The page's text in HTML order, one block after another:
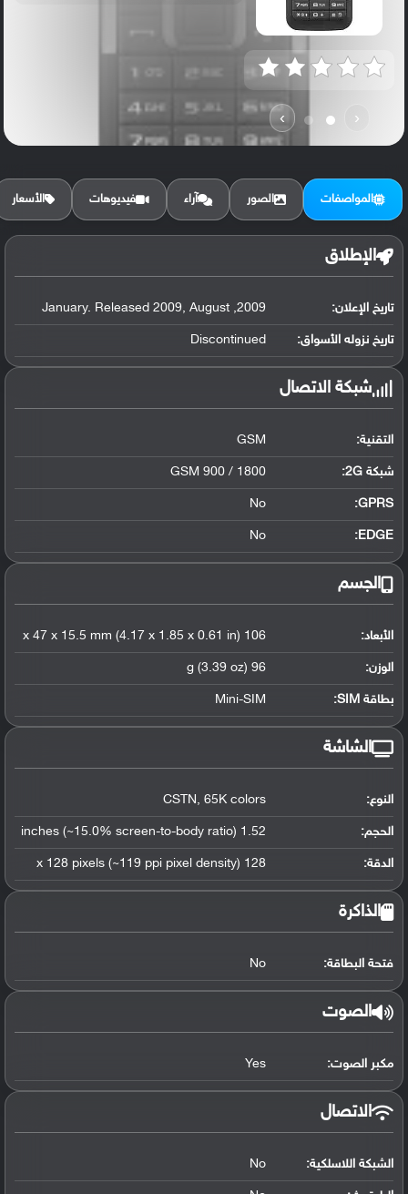
‹
›
المواصفات الصور آراء فيديوهات الأسعار
الإطلاق
تاريخ الإعلان: 2009, January. Released 2009, August
تاريخ نزوله الأسواق: Discontinued
شبكة الاتصال
التقنية: GSM
شبكة 2G: GSM 900 / 1800
GPRS:
No
EDGE:
No
الجسم
الأبعاد: 106 x 47 x 15.5 mm (4.17 x 1.85 x 0.61 in)
الوزن: 96 g (3.39 oz)
بطاقة SIM: Mini-SIM
الشاشة
النوع: CSTN, 65K colors
الحجم: 1.52 inches (~15.0% screen-to-body ratio)
الدقة: 128 x 128 pixels (~119 ppi pixel density)
الذاكرة
فتحة البطاقة: No
الصوت
مكبر الصوت: Yes
الاتصال
الشبكة اللاسلكية: No